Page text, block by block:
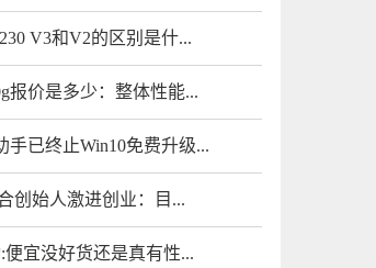
V3和V2的区别是什...
报价是多少：整体性能...
手已终止Win10免费升级...
创始人激进创业：目...
便宜没好货还是真有性...